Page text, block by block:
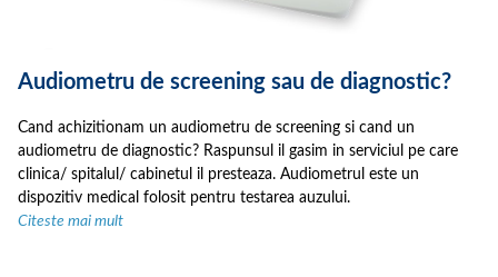
Audiometru de screening sau de diagnostic?
Cand achizitionam un audiometru de screening si cand un
audiometru de diagnostic? Raspunsul il gasim in serviciul pe care
clinica/ spitalul/ cabinetul il presteaza. Audiometrul este un
dispozitiv medical folosit pentru testarea auzului.
Citeste mai mult